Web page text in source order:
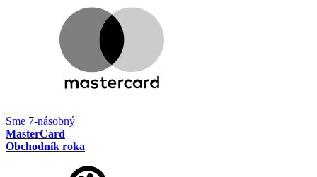
Sme 7-násobný
MasterCard
Obchodník roka